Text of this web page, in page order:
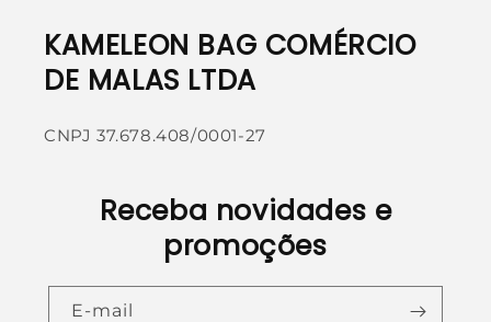
KAMELEON BAG COMÉRCIO
DE MALAS LTDA
CNPJ 37.678.408/0001-27
Receba novidades e
promoções
E-mail